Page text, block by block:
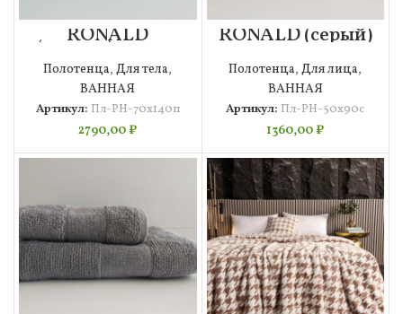
RONALD
(персик) 70х140
Полотенце
Полотенца,Для тела,
ВАННАЯ
Артикул: Пл-РН-70х140п
2790,00₽
RONALD (серый)
50х90
Полотенце
Полотенца,Для лица,
ВАННАЯ
Артикул: Пл-РН-50х90с
1360,00₽